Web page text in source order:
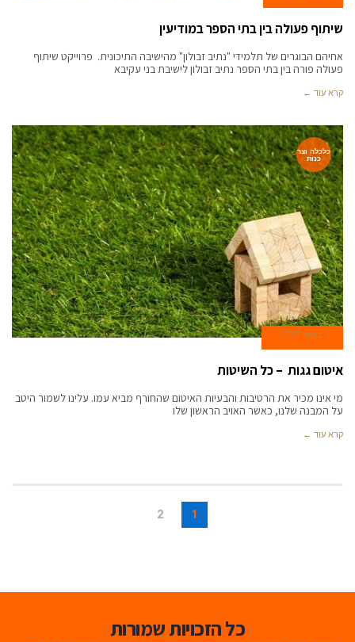
שיתוף פעולה בין בתי הספר במודיעין
אחיהם הבוגרים של תלמידי "נתיב זבולון" מהישיבה התיכונית. פרוייקט שיתוף
פעולה פורה בין בתי הספר נתיב זבולון לישיבת בני עקיבא
קרא עוד ←
כלכלה וצר
כנות
4 במאי 2017
איטום גגות – כל השיטות
מי אינו מכיר את הרטיבות והבעיות האיטום שהחורף מביא עמו. עלינו לשמור היטב
על המבנה שלנו, כאשר האויב הראשון שלו
קרא עוד ←
1
2
כל הזכויות שמורות